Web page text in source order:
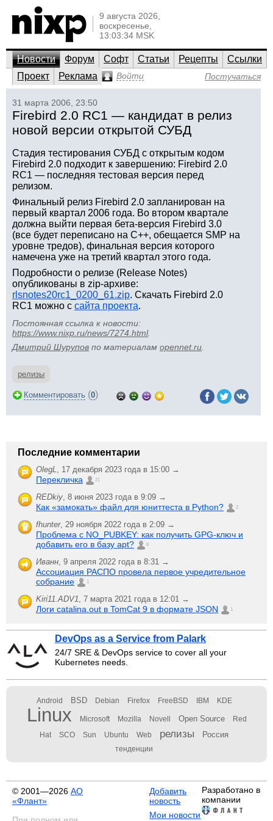
9 августа 2026,
воскресенье,
13:03:34 MSK
Новости Форум Софт Статьи Рецепты
Ссылки
Проект
Реклама Войти Постучаться
31 марта 2006, 23:50
Firebird 2.0 RC1 — кандидат в релиз
новой версии открытой СУБД
Стадия тестирования СУБД с открытым кодом
Firebird 2.0 подходит к завершению: Firebird 2.0
RC1 — последняя тестовая версия перед
релизом.
Финальный релиз Firebird 2.0 запланирован на
первый квартал 2006 года. Во втором квартале
должна выйти первая бета-версия Firebird 3.0
(все будет переписано на С++, обещается SMP на
уровне тредов), финальная версия которого
намечена уже на третий квартал этого года.
Подробности о релизе (Release Notes)
опубликованы в zip-архиве:
rlsnotes20rc1_0200_61.zip. Скачать Firebird 2.0
RC1 можно с сайта проекта.
Постоянная ссылка к новости:
https://www.nixp.ru/news/7274.html.
Дмитрий Шурупов по материалам opennet.ru
релизы
Комментировать (0)
Последние комментарии
OlegL, 17 декабря 2023 года в 15:00 →
Перекличка 21
REDkiy, 8 июня 2023 года в 9:09 →
Как «замокать» файл для юниттеста в Python? 2
fhunter, 29 ноября 2022 года в 2:09 →
Проблема с NO_PUBKEY: как получить GPG-ключ и
добавить его в базу apt?
6
Иванн, 9 апреля 2022 года в 8:31 →
Ассоциация РАСПО провела первое учредительное
собрание
1
Kiri11.ADV1, 7 марта 2021 года в 12:01 →
Логи catalina.out в TomCat 9 в формате JSON 1
DevOps as a Service from Palark
24/7 SRE & DevOps service to cover all your
Kubernetes needs.
Android BSD Debian Firefox FreeBSD IBM KDE
Linux Microsoft Mozilla Novell Open Source Red
Hat SCO Sun Ubuntu Web релизы Россия
тенденции
© 2001—2026 АО
«Флант»
Добавить
новость
Мои новости
Разработано в
компании